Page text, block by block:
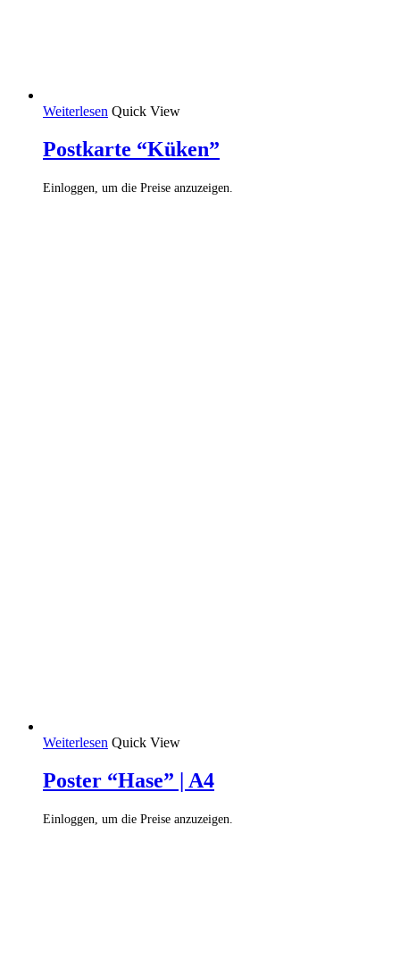
Weiterlesen Quick View
Postkarte “Küken”
Einloggen, um die Preise anzuzeigen.
Weiterlesen Quick View
Poster “Hase” | A4
Einloggen, um die Preise anzuzeigen.